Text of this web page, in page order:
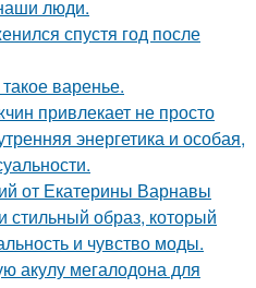
люди.
спустя год после
варенье.
привлекает не просто
энергетика и особая,
от Екатерины Варнавы
стильный образ, который
и чувство моды.
акулу мегалодона для